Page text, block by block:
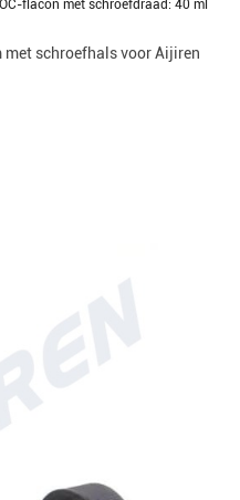
schroefhals voor Aijiren